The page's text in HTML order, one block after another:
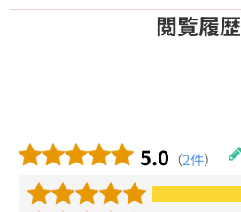
閲覧履歴
5.0 （2件）